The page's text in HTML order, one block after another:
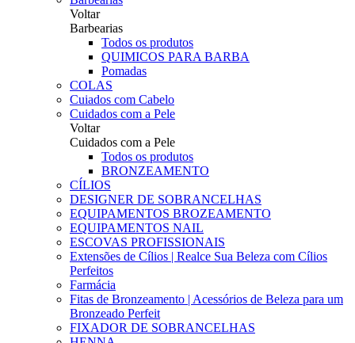
Voltar
Barbearias
Todos os produtos
QUIMICOS PARA BARBA
Pomadas
COLAS
Cuiados com Cabelo
Cuidados com a Pele
Voltar
Cuidados com a Pele
Todos os produtos
BRONZEAMENTO
CÍLIOS
DESIGNER DE SOBRANCELHAS
EQUIPAMENTOS BROZEAMENTO
EQUIPAMENTOS NAIL
ESCOVAS PROFISSIONAIS
Extensões de Cílios | Realce Sua Beleza com Cílios
Perfeitos
Farmácia
Fitas de Bronzeamento | Acessórios de Beleza para um
Bronzeado Perfeit
FIXADOR DE SOBRANCELHAS